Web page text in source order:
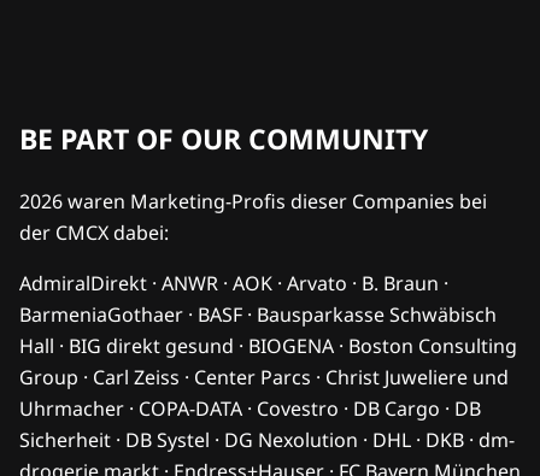
BE PART OF OUR COMMUNITY
2026 waren Marketing-Profis dieser Companies bei
der CMCX dabei:
AdmiralDirekt · ANWR · AOK · Arvato · B. Braun ·
BarmeniaGothaer · BASF · Bausparkasse Schwäbisch
Hall · BIG direkt gesund · BIOGENA · Boston Consulting
Group · Carl Zeiss · Center Parcs · Christ Juweliere und
Uhrmacher · COPA-DATA · Covestro · DB Cargo · DB
Sicherheit · DB Systel · DG Nexolution · DHL · DKB · dm-